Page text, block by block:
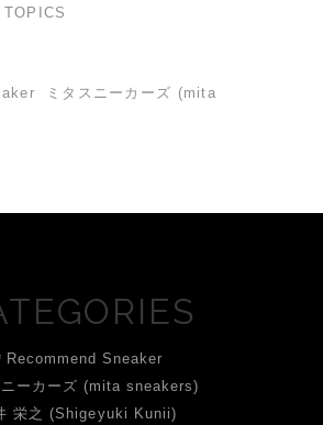
TOPICS
ミタスニーカーズ (mita
Recommend Sneaker
ニーカーズ (mita sneakers)
栄之 (Shigeyuki Kunii)